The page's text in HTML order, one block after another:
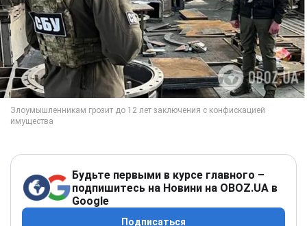
Будьте первыми в курсе главного –
подпишитесь на Новини на OBOZ.UA в
Google
Подписаться